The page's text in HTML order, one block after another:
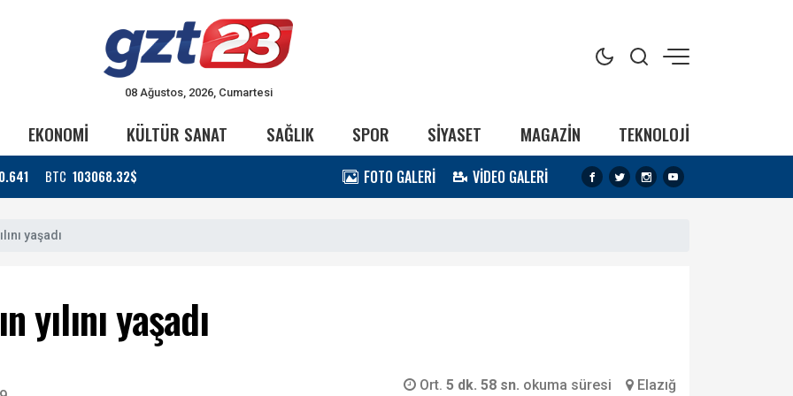
08 Ağustos, 2026, Cumartesi
EKONOMİ KÜLTÜR SANAT SAĞLIK SPOR SİYASET MAGAZİN TEKNOLOJİ
BTC 103068.32$ FOTO GALERİ VİDEO GALERİ
yaşadı
yaşadı
Ort. 5 dk. 58 sn. okuma süresi Elazığ